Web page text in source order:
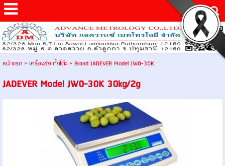
หน้าแรก> เครื่องชั่ง ตั้งโต๊ะ> Brand JADEVER Model JW0-30K
JADEVER Model JW0-30K 30kg/2g